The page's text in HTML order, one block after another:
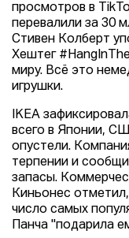
просмотров в
перевалили за 30
Стивен Колберт
Хештег
миру. Всё это
игрушки.
IKEA
всего в Японии,
опустели.
терпении и
запасы.
Киньонес
число самых
Панча "подарила